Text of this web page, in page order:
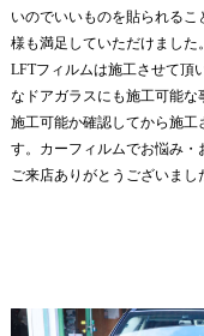
いのでいいものを貼られる
様も満足していただけました
LFTフィルムは施工させて頂
なドアガラスにも施工可能な
施工可能か確認してから施工
す。カーフィルムでお悩み
ご来店ありがとうございまし